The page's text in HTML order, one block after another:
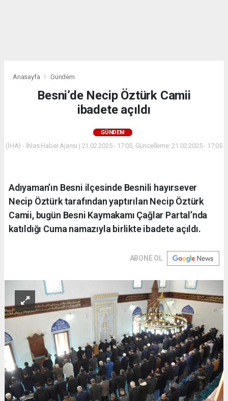
Anasayfa Gündem
Besni’de Necip Öztürk Camii
ibadete açıldı
GÜNDEM
(İHA) - İhlas Haber Ajansı | 21.02.2025 - 17:05, Güncelleme: 21.02.2025 - 17:05
Adıyaman’ın Besni ilçesinde Besnili hayırsever
Necip Öztürk tarafından yaptırılan Necip Öztürk
Camii, bugün Besni Kaymakamı Çağlar Partal’nda
katıldığı Cuma namazıyla birlikte ibadete açıldı.
ABONE OL